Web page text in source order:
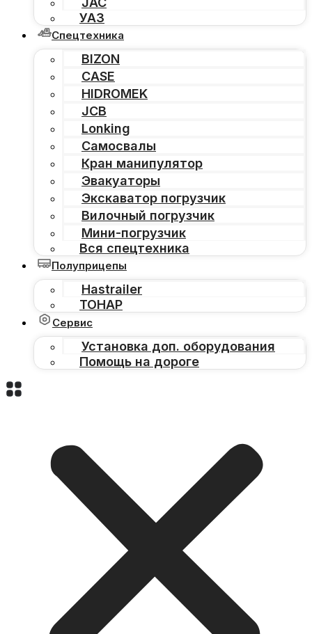
УАЗ
Спецтехника
BIZON
CASE
HIDROMEK
JCB
Lonking
Самосвалы
Кран манипулятор
Эвакуаторы
Экскаватор погрузчик
Вилочный погрузчик
Мини-погрузчик
Вся спецтехника
Полуприцепы
Hastrailer
ТОНАР
Сервис
Установка доп. оборудования
Помощь на дороге